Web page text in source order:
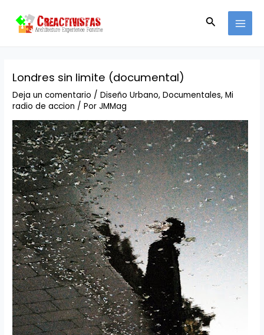
contenido
Buscar
Londres sin limite (documental)
Deja un comentario /Diseño Urbano,Documentales,Mi
radio de accion / PorJMMag
de
entradas